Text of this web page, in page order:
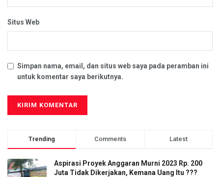
Situs Web
Simpan nama, email, dan situs web saya pada peramban ini
untuk komentar saya berikutnya.
Trending Comments Latest
Aspirasi Proyek Anggaran Murni 2023 Rp. 200
Juta Tidak Dikerjakan, Kemana Uang Itu ???